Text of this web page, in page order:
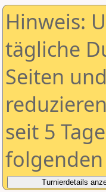
Hinweis:
tägliche
Seiten
seit 5